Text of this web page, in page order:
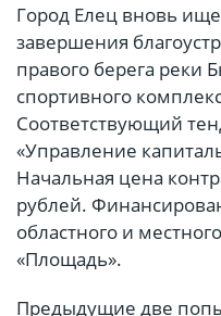
Город Елец вновь
завершения
правого берега реки
спортивного
Соответствующий
«Управление
Начальная цена
рублей.
областного и
«Площадь».
Предыдущие две